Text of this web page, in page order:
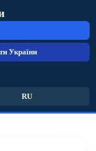
України
RU